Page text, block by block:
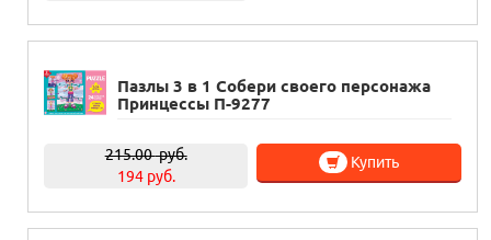
Пазлы 3 в 1 Собери своего персонажа
Принцессы П-9277
215.00руб.
194 руб.
Купить